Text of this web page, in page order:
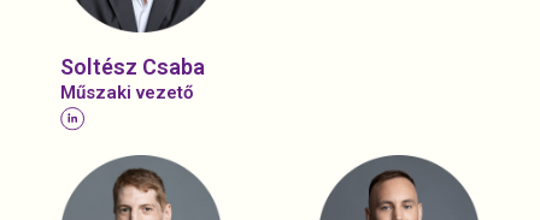
Soltész Csaba
Műszaki vezető